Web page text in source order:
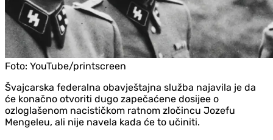
Foto: YouTube/printscreen
Švajcarska federalna obavještajna služba najavila je da
će konačno otvoriti dugo zapečaćene dosijee o
ozloglašenom nacističkom ratnom zločincu Jozefu
Mengeleu, ali nije navela kada će to učiniti.